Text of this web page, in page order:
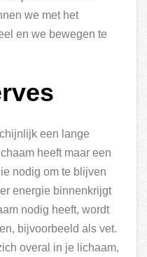
we met het
en we bewegen te
een lange
heeft maar een
nodig om te blijven
energie binnenkrijgt
nodig heeft, wordt
bijvoorbeeld als vet.
overal in je lichaam,